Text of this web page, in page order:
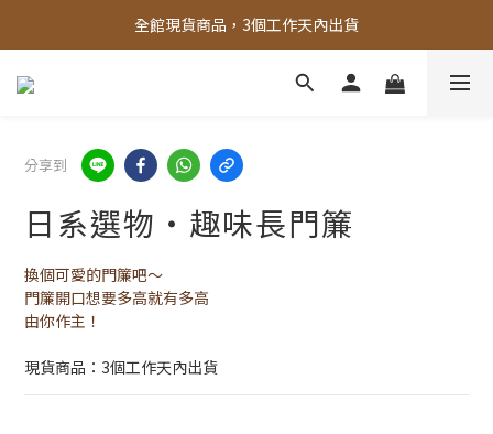
全館，滿888超取免運｜滿1500宅配免運
分享到
日系選物・趣味長門簾
換個可愛的門簾吧～
門簾開口想要多高就有多高
由你作主！
現貨商品：3個工作天內出貨